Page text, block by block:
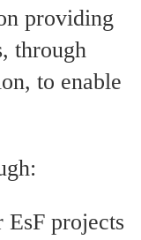
providing
through
to enable
projects